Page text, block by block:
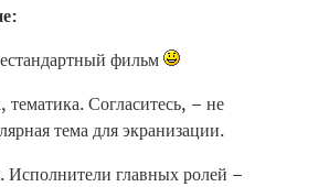
фильм
Согласитесь, – не
тема для экранизации.
главных ролей –